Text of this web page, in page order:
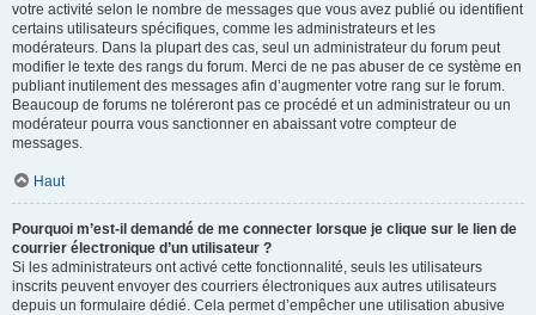
votre activité selon le nombre de messages que vous avez publié ou identifient
certains utilisateurs spécifiques, comme les administrateurs et les
modérateurs. Dans la plupart des cas, seul un administrateur du forum peut
modifier le texte des rangs du forum. Merci de ne pas abuser de ce système en
publiant inutilement des messages afin d’augmenter votre rang sur le forum.
Beaucoup de forums ne toléreront pas ce procédé et un administrateur ou un
modérateur pourra vous sanctionner en abaissant votre compteur de
messages.
Haut
Pourquoi m’est-il demandé de me connecter lorsque je clique sur le lien de
courrier électronique d’un utilisateur ?
Si les administrateurs ont activé cette fonctionnalité, seuls les utilisateurs
inscrits peuvent envoyer des courriers électroniques aux autres utilisateurs
depuis un formulaire dédié. Cela permet d’empêcher une utilisation abusive